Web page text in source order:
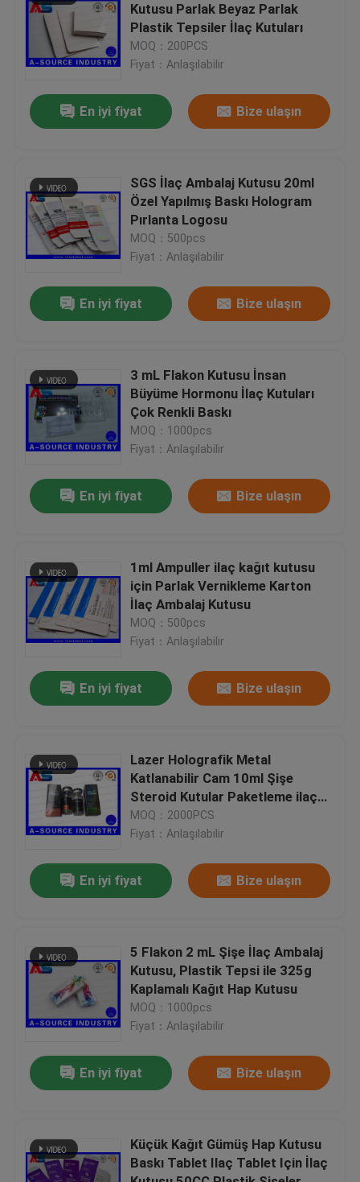
Ürünler
Hakkımızda
Fabrika turu
Bize Ulaşın
Bir teklif isteği
10 mL Flakon Etiketleri
Küçük Şişe Etiketleri
Kutusu Parlak Beyaz Parlak
Plastik Tepsiler İlaç Kutuları
MOQ：200PCS
Fiyat：Anlaşılabilir
En iyi fiyat Bize ulaşın
SGS İlaç Ambalaj Kutusu 20ml
Özel Yapılmış Baskı Hologram
Pırlanta Logosu
MOQ：500pcs
Fiyat：Anlaşılabilir
En iyi fiyat Bize ulaşın
3 mL Flakon Kutusu İnsan
Büyüme Hormonu İlaç Kutuları
Çok Renkli Baskı
MOQ：1000pcs
Fiyat：Anlaşılabilir
En iyi fiyat Bize ulaşın
1ml Ampuller ilaç kağıt kutusu
için Parlak Vernikleme Karton
İlaç Ambalaj Kutusu
MOQ：500pcs
Fiyat：Anlaşılabilir
En iyi fiyat Bize ulaşın
Lazer Holografik Metal
Katlanabilir Cam 10ml Şişe
Steroid Kutular Paketleme ilaç
kutuları etiket
MOQ：2000PCS
Fiyat：Anlaşılabilir
En iyi fiyat Bize ulaşın
5 Flakon 2 mL Şişe İlaç Ambalaj
Kutusu, Plastik Tepsi ile 325g
Kaplamalı Kağıt Hap Kutusu
MOQ：1000pcs
Fiyat：Anlaşılabilir
En iyi fiyat Bize ulaşın
Küçük Kağıt Gümüş Hap Kutusu
Baskı Tablet Ilaç Tablet Için İlaç